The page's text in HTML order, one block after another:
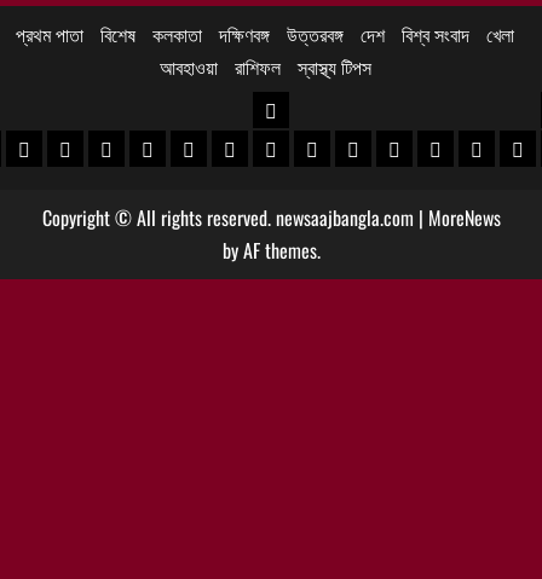
প্রথম পাতা বিশেষ কলকাতা দক্ষিণবঙ্গ উত্তরবঙ্গ দেশ বিশ্ব সংবাদ খেলা
আবহাওয়া
রাশিফল স্বাস্থ্য টিপস
খবর
খবর
পুরুলিয়া খবর
বাঁকুড়া খবরপশ্চিম বর্ধমান খবর
পূর্ব বর্ধমান খবর
বীরভূম খবরমুর্শিদাবাদ খবর
উত্তরবঙ্গ
কোচবিহার নিউজ
আলিপুরদুয়ার খবর
জলপাইগুড়ি খবর
শিলিগুড়ি খবর
উত্তরদক্ষিণ
Copyright © All rights reserved. newsaajbangla.com | MoreNews
by AF themes.